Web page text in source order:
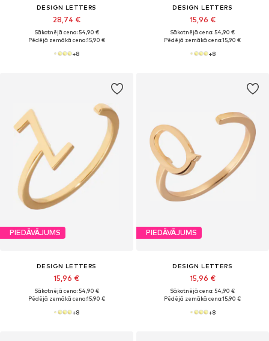
DESIGN LETTERS
28,74 €
Sākotnējā cena: 54,90 €
Pēdējā zemākā cena:15,90 €
+8
DESIGN LETTERS
15,96 €
Sākotnējā cena: 54,90 €
Pēdējā zemākā cena:15,90 €
+8
PIEDĀVĀJUMS
DESIGN LETTERS
15,96 €
Sākotnējā cena: 54,90 €
Pēdējā zemākā cena:15,90 €
+8
PIEDĀVĀJUMS
DESIGN LETTERS
15,96 €
Sākotnējā cena: 54,90 €
Pēdējā zemākā cena:15,90 €
+8